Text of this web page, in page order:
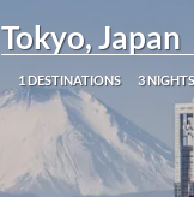
Tokyo, Japan
1 DESTINATIONS 3 NIGHTS